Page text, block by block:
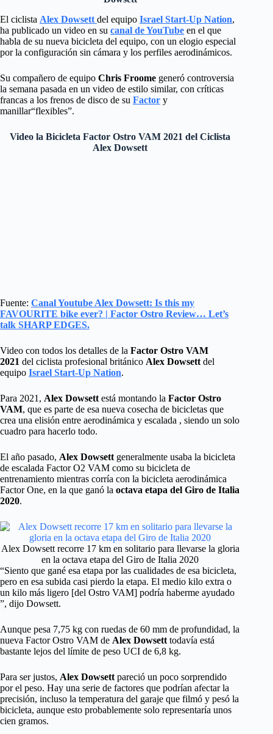
El ciclista Alex Dowsett del equipo Israel Start-Up Nation,
ha publicado un video en su canal de YouTube en el que
habla de su nueva bicicleta del equipo, con un elogio especial
por la configuración sin cámara y los perfiles aerodinámicos.
Su compañero de equipo Chris Froome generó controversia
la semana pasada en un video de estilo similar, con críticas
francas a los frenos de disco de su Factor y
manillar“flexibles”.
Video la Bicicleta Factor Ostro VAM 2021 del Ciclista
Alex Dowsett
Fuente: Canal Youtube Alex Dowsett: Is this my
FAVOURITE bike ever? | Factor Ostro Review… Let’s
talk SHARP EDGES.
Video con todos los detalles de la Factor Ostro VAM
2021 del ciclista profesional británico Alex Dowsett del
equipo Israel Start-Up Nation.
Para 2021, Alex Dowsett está montando la Factor Ostro
VAM, que es parte de esa nueva cosecha de bicicletas que
crea una elisión entre aerodinámica y escalada , siendo un solo
cuadro para hacerlo todo.
El año pasado, Alex Dowsett generalmente usaba la bicicleta
de escalada Factor O2 VAM como su bicicleta de
entrenamiento mientras corría con la bicicleta aerodinámica
Factor One, en la que ganó la octava etapa del Giro de Italia
2020.
Alex Dowsett recorre 17 km en solitario para llevarse la gloria
en la octava etapa del Giro de Italia 2020
“Siento que gané esa etapa por las cualidades de esa bicicleta,
pero en esa subida casi pierdo la etapa. El medio kilo extra o
un kilo más ligero [del Ostro VAM] podría haberme ayudado
”, dijo Dowsett.
Aunque pesa 7,75 kg con ruedas de 60 mm de profundidad, la
nueva Factor Ostro VAM de Alex Dowsett todavía está
bastante lejos del límite de peso UCI de 6,8 kg.
Para ser justos, Alex Dowsett pareció un poco sorprendido
por el peso. Hay una serie de factores que podrían afectar la
precisión, incluso la temperatura del garaje que filmó y pesó la
bicicleta, aunque esto probablemente solo representaría unos
cien gramos.